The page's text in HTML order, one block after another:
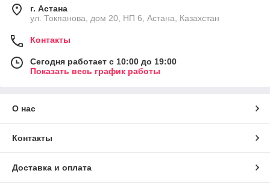
г. Астана
ул. Токпанова, дом 20, НП 6, Астана, Казахстан
Контакты
Сегодня работает с 10:00 до 19:00
Показать весь график работы
О нас
Контакты
Доставка и оплата